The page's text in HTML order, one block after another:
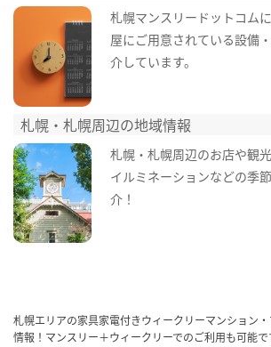
札幌マンスリードットコム
屋にご用意されている設備
介しています。
札幌・札幌周辺の地域情報
札幌・札幌周辺のお店や観
イルミネーションなどの季
介！
札幌エリアの家具家電付きウィークリーマンション
情報！マンスリー＋ウィークリーでのご利用も可能